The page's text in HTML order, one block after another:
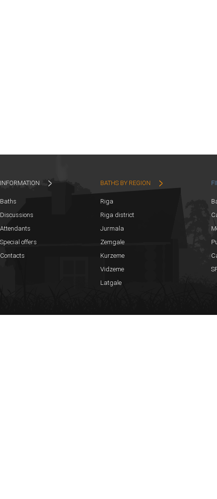
INFORMATION
Baths
Discussions
Attendants
Special offers
Contacts
BATHS BY REGION
Riga
Riga district
Jurmala
Zemgale
Kurzeme
Vidzeme
Latgale